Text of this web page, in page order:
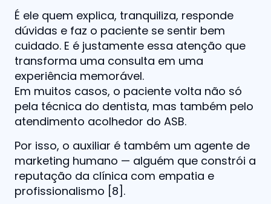
É ele quem explica, tranquiliza, responde
dúvidas e faz o paciente se sentir bem
cuidado. E é justamente essa atenção que
transforma uma consulta em uma
experiência memorável.
Em muitos casos, o paciente volta não só
pela técnica do dentista, mas também pelo
atendimento acolhedor do ASB.
Por isso, o auxiliar é também um agente de
marketing humano — alguém que constrói a
reputação da clínica com empatia e
profissionalismo [8].